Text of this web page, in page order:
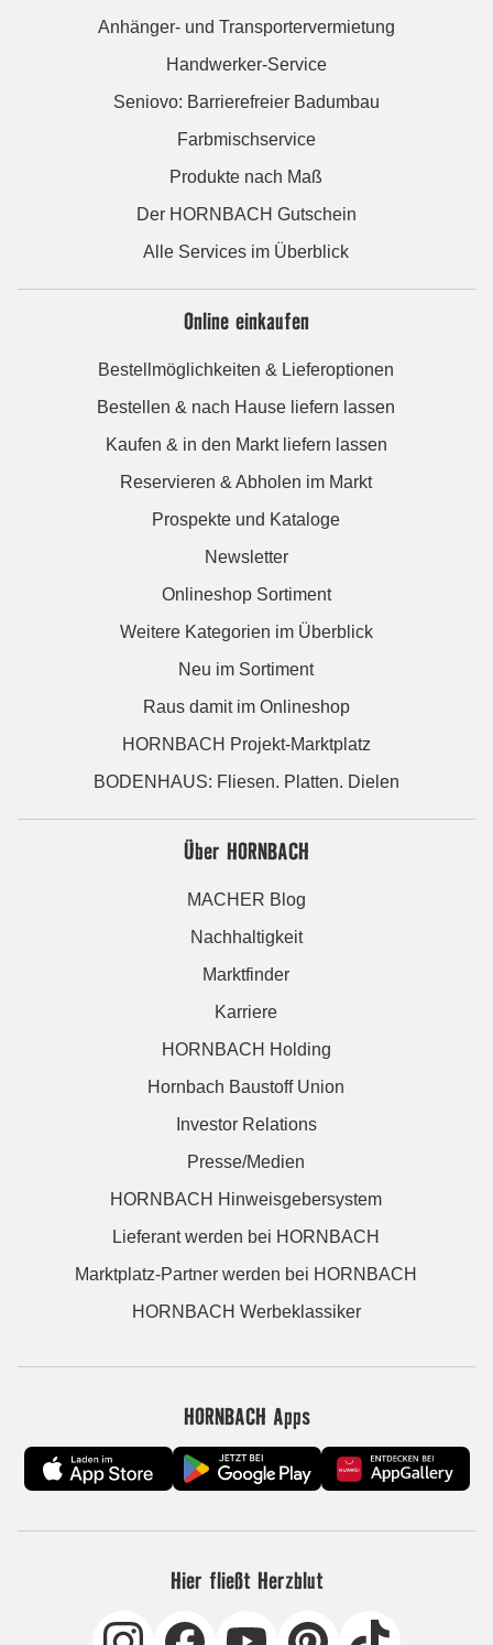
Anhänger- und Transportervermietung
Handwerker-Service
Seniovo: Barrierefreier Badumbau
Farbmischservice
Produkte nach Maß
Der HORNBACH Gutschein
Alle Services im Überblick
Online einkaufen
Bestellmöglichkeiten & Lieferoptionen
Bestellen & nach Hause liefern lassen
Kaufen & in den Markt liefern lassen
Reservieren & Abholen im Markt
Prospekte und Kataloge
Newsletter
Onlineshop Sortiment
Weitere Kategorien im Überblick
Neu im Sortiment
Raus damit im Onlineshop
HORNBACH Projekt-Marktplatz
BODENHAUS: Fliesen. Platten. Dielen
Über HORNBACH
MACHER Blog
Nachhaltigkeit
Marktfinder
Karriere
HORNBACH Holding
Hornbach Baustoff Union
Investor Relations
Presse/Medien
HORNBACH Hinweisgebersystem
Lieferant werden bei HORNBACH
Marktplatz-Partner werden bei HORNBACH
HORNBACH Werbeklassiker
HORNBACH Apps
Hier fließt Herzblut